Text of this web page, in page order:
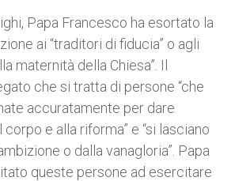
Papa Francesco ha esortato la
ai “traditori di fiducia” o agli
maternità della Chiesa”. Il
che si tratta di persone “che
accuratamente per dare
e alla riforma” e “si lasciano
o dalla vanagloria”. Papa
queste persone ad esercitare